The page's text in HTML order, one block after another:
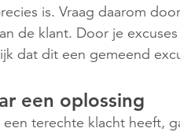
is. Vraag daarom
de klant. Door je
dat dit een gemeend
een oplossing
terechte klacht heeft,